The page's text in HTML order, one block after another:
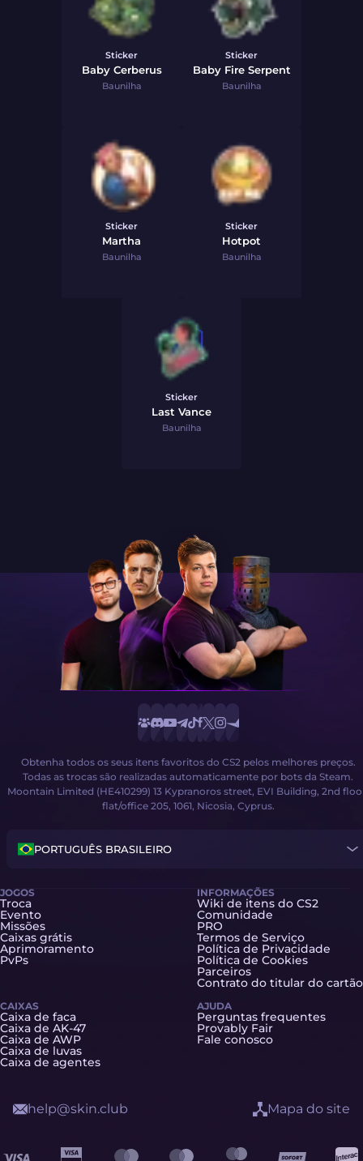
Sticker
Baby Cerberus
Baunilha
Sticker
Baby Fire Serpent
Baunilha
Sticker
Martha
Baunilha
Sticker
Hotpot
Baunilha
Sticker
Last Vance
Baunilha
Obtenha todos os seus itens favoritos do CS2 pelos melhores preços.
Todas as trocas são realizadas automaticamente por bots da Steam.
Moontain Limited (HE410299) 13 Kypranoros street, EVI Building, 2nd
flat/office 205, 1061, Nicosia, Cyprus.
PORTUGUÊS BRASILEIRO
JOGOS
Troca
Evento
Missões
Caixas grátis
Aprimoramento
PvPs
CAIXAS
Caixa de faca
Caixa de AK-47
Caixa de AWP
Caixa de luvas
Caixa de agentes
INFORMAÇÕES
Wiki de itens do CS2
Comunidade
PRO
Termos de Serviço
Política de Privacidade
Política de Cookies
Parceiros
Contrato do titular do cartão
AJUDA
Perguntas frequentes
Provably Fair
Fale conosco
help@skin.club Mapa do site